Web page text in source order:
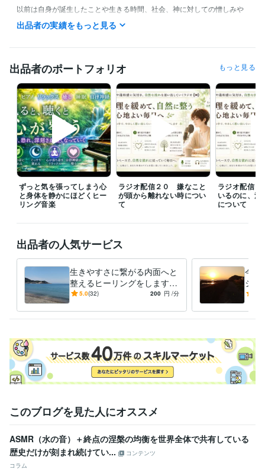
以前は自身が誕生したことや生きる時間、社会、神に対しての憎しみや
蟠りからの解放を求め続けて、現実を一新するために努力して行動して
いました。
をどうしても許すことができなくて、自殺を望んだり、自殺を試みた
り、殺されることを願ったり、死に至るような事件、災害に巻き込まれ
た命に対して羨ましいと思ったり、せめて別の存在に生まれ変わりたい
と思ったり。
そんな心境の中で長い間過ごしていた期間もありました。こんな苦しみ
の時間を過ごすために生まれてきたなんて絶対に許せないと感じていま
した。
ある時に気持ちが晴れる大きな癒しと許しを体感することになりました
が、そこから人生の体験、社会に対する憎しみや蟠りが解けていくよう
な許しと癒しに自然と関心が向かうようになりました。
対人恐怖症、鬱病、心の病、引きこもり、アダルトチルドレン、生き辛
さ、人間不信、友人無し、恋人無し、パートナシップへの苦手意識、自
リチュアル、エンカウンターグループなどの経験、話題は馴染み深いと
営業 / インサイドセールス・内勤営業 経験年数 : 2年
営業 / 営業支援・プリセールス 経験年数 : 2年
物流・購買 / ロジスティクス（物流）
ライフスタイル・その他 / カウンセラー・コーチ 経験年数 : 4年
受賞歴
ほらふきスピーチコンテスト 準優勝 講演会
レギュラーランク昇格
シルバーランク昇格 ゴールドランク昇格
資格・検定
普通自動車第一種運転免許 取得年 : 2008年
Excel:4年Google サイト:3年Google ドキュメント:3年Word:4年
PowerDirector:2年Cubase:5年OBS Studio:1年
出品者の実績をもっと見る
出品者のポートフォリオ もっと見る
ずっと気を張ってしまう心
と身体を静かにほどくヒー
リング音楽
ラジオ配信２０ 嫌なこと
が頭から離れない時につい
て
ラジオ配信
いるのに、満
について
出品者の人気サービス
生きやすさに繋がる内面へと
整えるヒーリングをします
生き辛さの原因となる内側の
す
5.0(32) 200 円 /分
今の
ジ、
今、
方へ
このブログを見た人にオススメ
ASMR（水の音）＋終点の涅槃の均衡を世界全体で共有している​​
歴史だけが刻まれ続けてい...
コンテンツ
コラム